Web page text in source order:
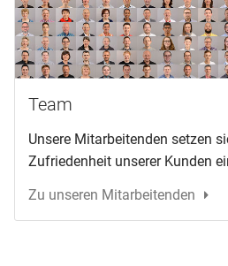
Team
Unsere Mitarbeitenden setzen
Zufriedenheit unserer Kunden
Zu unseren Mitarbeitenden